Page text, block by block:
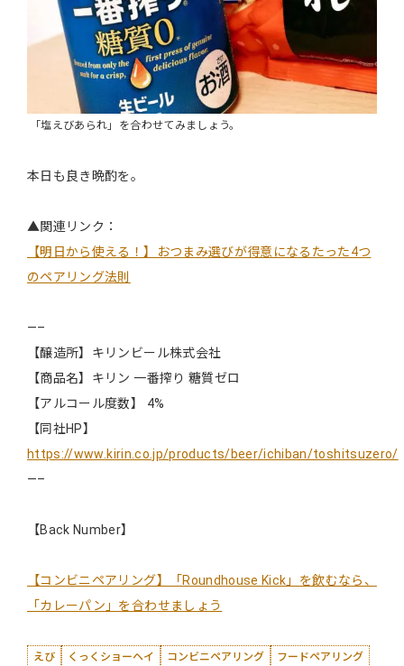
「塩えびあられ」を合わせてみましょう。
本日も良き晩酌を。
▲関連リンク：
【明日から使える！】おつまみ選びが得意になるたった4つ
のペアリング法則
—–
【醸造所】キリンビール株式会社
【商品名】キリン 一番搾り 糖質ゼロ
【アルコール度数】 4%
【同社HP】
https://www.kirin.co.jp/products/beer/ichiban/toshitsuzero/
—–
【Back Number】
【コンビニペアリング】「Roundhouse Kick」を飲むなら、
「カレーパン」を合わせましょう
えび くっくショーヘイ コンビニペアリング フードペアリング